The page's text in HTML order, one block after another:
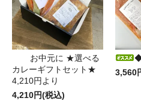
お中元に ★選べる
カレーギフトセット★
4,210円より
4,210円(税込)
◆
3,560